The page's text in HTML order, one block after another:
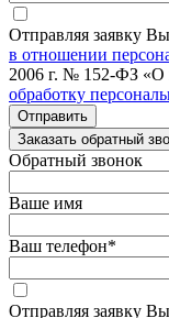
Отправляя заявку
в отношении
2006 г. № 152-ФЗ «О
обработку
Отправить
Заказать обратный
Обратный звонок
Ваше имя
Ваш телефон*
Отправляя заявку